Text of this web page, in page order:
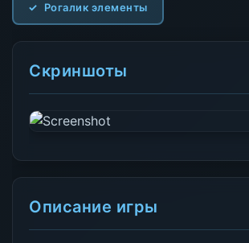
Рогалик элементы
Скриншоты
Описание игры